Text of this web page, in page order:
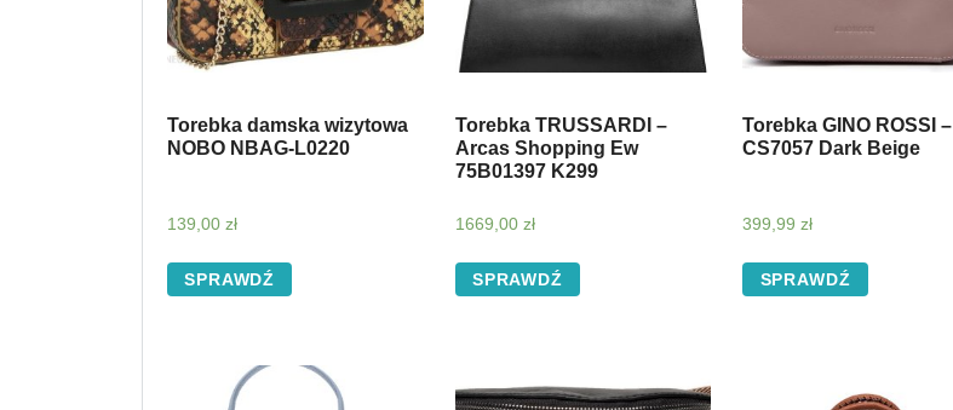
Torebka damska wizytowa
NOBO NBAG-L0220
139,00 zł
SPRAWDŹ
Torebka TRUSSARDI –
Arcas Shopping Ew
75B01397 K299
1669,00 zł
SPRAWDŹ
Torebka GINO ROSSI –
CS7057 Dark Beige
399,99zł
SPRAWDŹ